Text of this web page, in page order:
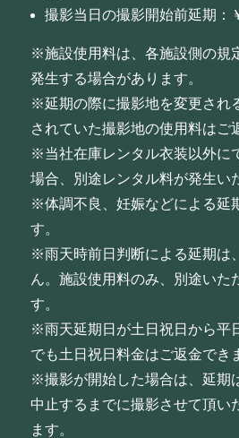
撮影当日の撮影開始前延期：
※施設使用料は、各施設側の規
発生する場合があります。
※延期の際に撮影地を変更され
されていた撮影地の使用料はご
※当社在庫レンタル衣装以外に
場合、別途レンタル料が発生い
※体調不良、妊娠などによる延
す。
※雨天時前日判断による延期は
ん。施設使用料のみ、別途いた
す。
※雨天延期日が土日祝日から平
でも土日祝日料金はご返金でき
※撮影が開始した場合は、延期
中止するまでに撮影させて頂い
ます。